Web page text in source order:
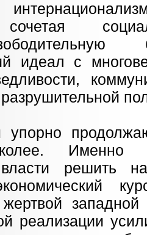
сочетая
идеал с
упорно
Именно
власти решить
западной
реализации